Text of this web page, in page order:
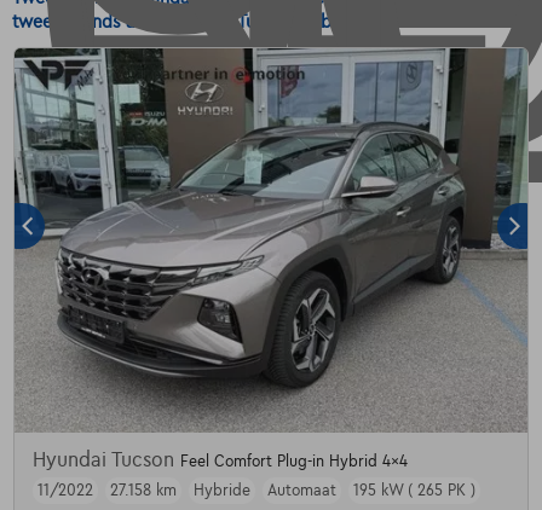
tweedehands auto Hyundai Tucson Hybride - Benzine.
Hyundai Tucson Feel Comfort Plug-in Hybrid 4x4
11/2022
27.158 km Hybride Automaat 195 kW ( 265 PK )